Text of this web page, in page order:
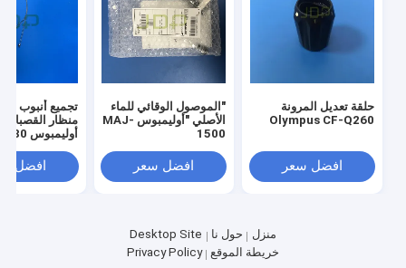
حلقة تعديل المرونة
Olympus CF-Q260
افضل سعر
"الموصول الوقائي للماء
الأصلي "أوليمبوس MAJ-
1500
افضل سعر
تجميع أنبوب
منظار القصبات
أوليمبوس BF-Q180
افضل
منزل حول نا
Desktop Site
خريطة الموقع
Privacy Policy